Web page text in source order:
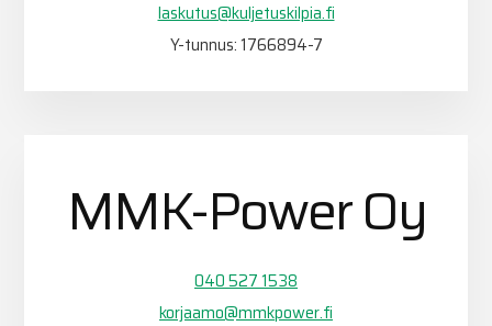
laskutus@kuljetuskilpia.fi
Y-tunnus: 1766894-7
MMK-Power Oy
040 527 1538
korjaamo@mmkpower.fi